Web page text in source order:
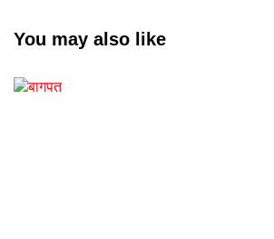
You may also like